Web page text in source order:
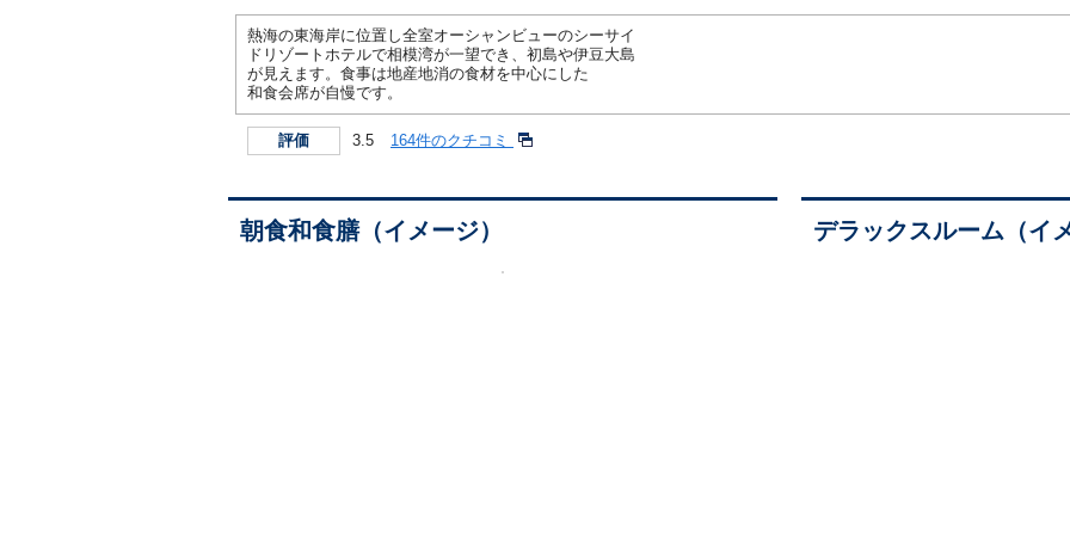
熱海の東海岸に位置し全室オーシャンビューのシーサイ
ドリゾートホテルで相模湾が一望でき、初島や伊豆大島
が見えます。食事は地産地消の食材を中心にした
和食会席が自慢です。
評価 3.5 164件のクチコミ
朝食和食膳（イメージ） デラックスルーム（イ